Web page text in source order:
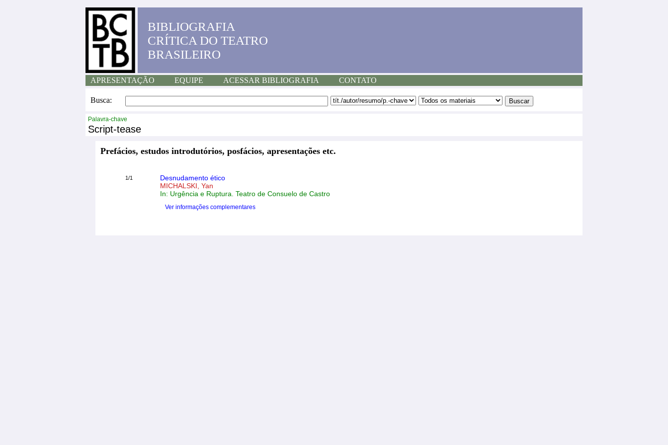
BIBLIOGRAFIA
CRÍTICA DO TEATRO
BRASILEIRO
APRESENTAÇÃO EQUIPE ACESSAR BIBLIOGRAFIA CONTATO
Busca:
Palavra-chave
Script-tease
Prefácios, estudos introdutórios, posfácios, apresentações etc.
1/1
Desnudamento ético
MICHALSKI, Yan
In: Urgência e Ruptura. Teatro de Consuelo de Castro
Ver informações complementares